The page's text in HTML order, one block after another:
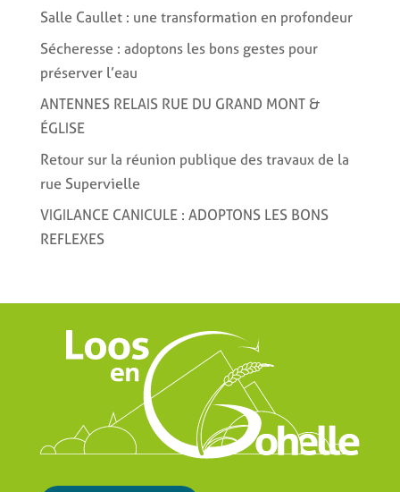
Salle Caullet : une transformation en profondeur
Sécheresse : adoptons les bons gestes pour
préserver l’eau
ANTENNES RELAIS RUE DU GRAND MONT &
ÉGLISE
Retour sur la réunion publique des travaux de la
rue Supervielle
VIGILANCE CANICULE : ADOPTONS LES BONS
REFLEXES